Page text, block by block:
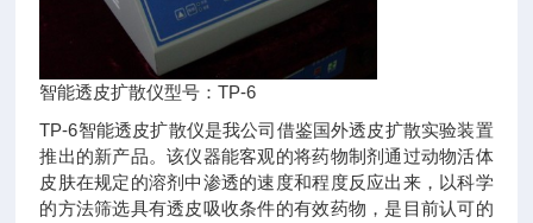
智能透皮扩散仪型号：TP-6
TP-6智能透皮扩散仪是我公司借鉴国外透皮扩散实验装置
推出的新产品。该仪器能客观的将药物制剂通过动物活体
皮肤在规定的溶剂中渗透的速度和程度反应出来，以科学
的方法筛选具有透皮吸收条件的有效药物，是目前认可的